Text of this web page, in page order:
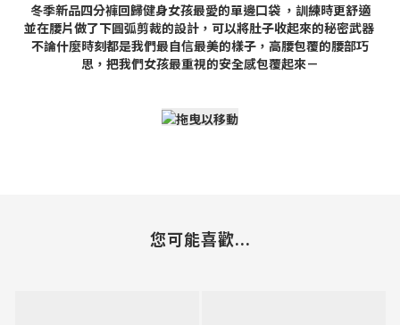
冬季新品四分褲回歸健身女孩最愛的單邊口袋 ，訓練時更舒適
並在腰片做了下圓弧剪裁的設計，可以將肚子收起來的秘密武器
不論什麼時刻都是我們最自信最美的樣子，高腰包覆的腰部巧
思，把我們女孩最重視的安全感包覆起來－
您可能喜歡...